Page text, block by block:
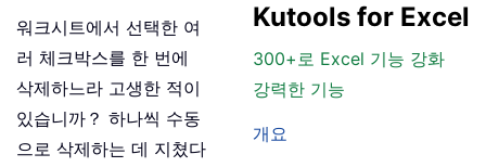
Kutools for Excel
300+로 Excel 기능 강화
강력한 기능
개요
워크시트에서 선택한 여
러 체크박스를 한 번에
삭제하느라 고생한 적이
있습니까？ 하나씩 수동
으로 삭제하는 데 지쳤다